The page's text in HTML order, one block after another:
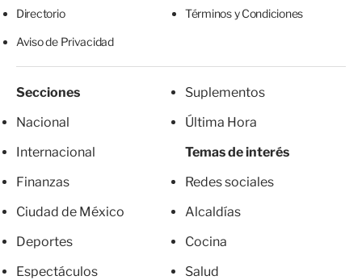
Directorio Términos y Condiciones
Aviso de Privacidad
Secciones
Nacional
Internacional
Finanzas
Ciudad de México
Deportes
Espectáculos
Suplementos
Última Hora
Temas de interés
Redes sociales
Alcaldías
Cocina
Salud